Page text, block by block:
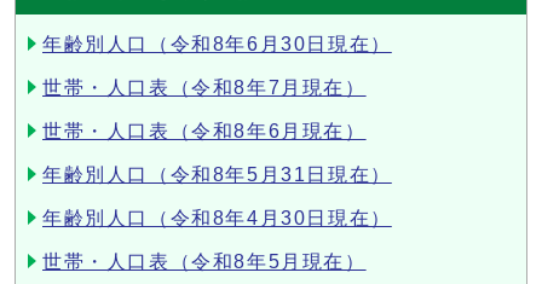
年齢別人口（令和8年6月30日現在）
世帯・人口表（令和8年7月現在）
世帯・人口表（令和8年6月現在）
年齢別人口（令和8年5月31日現在）
年齢別人口（令和8年4月30日現在）
世帯・人口表（令和8年5月現在）